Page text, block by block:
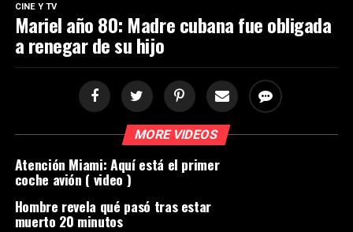
CINE Y TV
Mariel año 80: Madre cubana fue obligada
a renegar de su hijo
MORE VIDEOS
Atención Miami: Aquí está el primer
coche avión ( video )
Hombre revela qué pasó tras estar
muerto 20 minutos